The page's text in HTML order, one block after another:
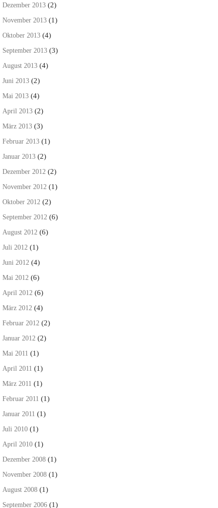
Dezember 2013 (2)
November 2013 (1)
Oktober 2013 (4)
September 2013 (3)
August 2013 (4)
Juni 2013 (2)
Mai 2013 (4)
April 2013 (2)
März 2013 (3)
Februar 2013 (1)
Januar 2013 (2)
Dezember 2012 (2)
November 2012 (1)
Oktober 2012 (2)
September 2012 (6)
August 2012 (6)
Juli 2012 (1)
Juni 2012 (4)
Mai 2012 (6)
April 2012 (6)
März 2012 (4)
Februar 2012 (2)
Januar 2012 (2)
Mai 2011 (1)
April 2011 (1)
März 2011 (1)
Februar 2011 (1)
Januar 2011 (1)
Juli 2010 (1)
April 2010 (1)
Dezember 2008 (1)
November 2008 (1)
August 2008 (1)
September 2006 (1)